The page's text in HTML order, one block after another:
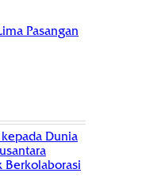
Pasangan
Dunia
Berkolaborasi